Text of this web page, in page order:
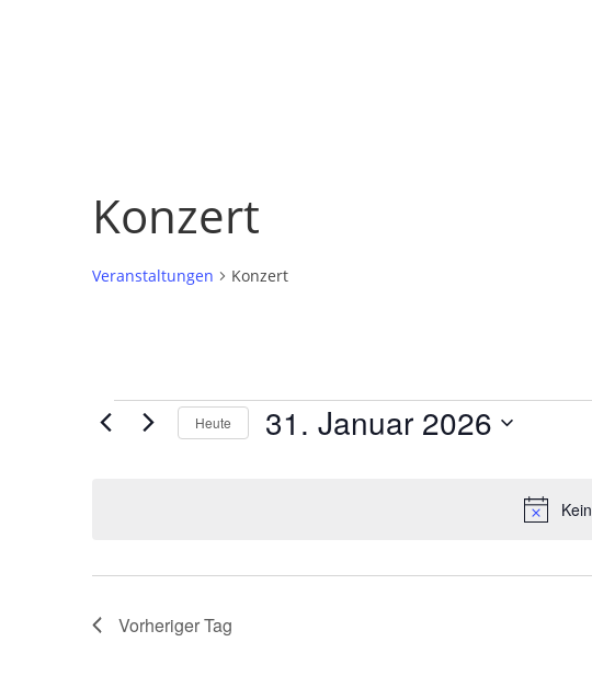
Konzert
Veranstaltungen Konzert
Veranstaltungen
Heute 31. Januar 2026
Vorheriger Tag